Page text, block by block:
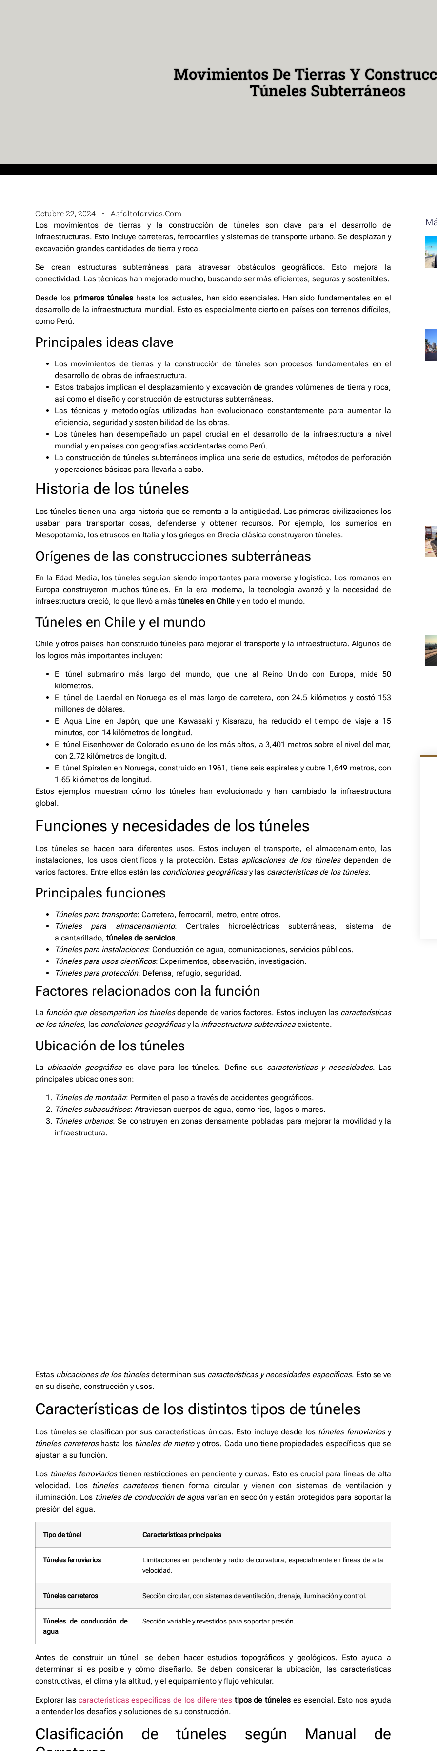
Movimientos De Tierras Y
Túneles Subterráneos
Octubre 22, 2024 Asfaltofarvias.com
Los movimientos de tierras y la construcción de túneles son clave para el desarrollo de
infraestructuras. Esto incluye carreteras, ferrocarriles y sistemas de transporte urbano. Se desplazan y
excavación grandes cantidades de tierra y roca.
Se crean estructuras subterráneas para atravesar obstáculos geográficos. Esto mejora la
conectividad. Las técnicas han mejorado mucho, buscando ser más eficientes, seguras y sostenibles.
Desde los primeros túneleshasta los actuales, han sido esenciales. Han sido fundamentales en el
desarrollo de la infraestructura mundial. Esto es especialmente cierto en países con terrenos difíciles,
como Perú.
Principales ideas clave
Los movimientos de tierras y la construcción de túneles son procesos fundamentales en el
desarrollo de obras de infraestructura.
Estos trabajos implican el desplazamiento y excavación de grandes volúmenes de tierra y roca,
así como el diseño y construcción de estructuras subterráneas.
Las técnicas y metodologías utilizadas han evolucionado constantemente para aumentar la
eficiencia, seguridad y sostenibilidad de las obras.
Los túneles han desempeñado un papel crucial en el desarrollo de la infraestructura a nivel
mundial y en países con geografías accidentadas como Perú.
La construcción de túneles subterráneos implica una serie de estudios, métodos de perforación
y operaciones básicas para llevarla a cabo.
Historia de los túneles
Los túneles tienen una larga historia que se remonta a la antigüedad. Las primeras civilizaciones los
usaban para transportar cosas, defenderse y obtener recursos. Por ejemplo, los sumerios en
Mesopotamia, los etruscos en Italia y los griegos en Grecia clásica construyeron túneles.
Orígenes de las construcciones subterráneas
En la Edad Media, los túneles seguían siendo importantes para moverse y logística. Los romanos en
Europa construyeron muchos túneles. En la era moderna, la tecnología avanzó y la necesidad de
infraestructura creció, lo que llevó a más túneles en Chile y en todo el mundo.
Túneles en Chile y el mundo
Chile y otros países han construido túneles para mejorar el transporte y la infraestructura. Algunos de
los logros más importantes incluyen:
El túnel submarino más largo del mundo, que une al Reino Unido con Europa, mide 50
kilómetros.
El túnel de Laerdal en Noruega es el más largo de carretera, con 24.5 kilómetros y costó 153
millones de dólares.
El Aqua Line en Japón, que une Kawasaki y Kisarazu, ha reducido el tiempo de viaje a 15
minutos, con 14 kilómetros de longitud.
El túnel Eisenhower de Colorado es uno de los más altos, a 3,401 metros sobre el nivel del mar,
con 2.72 kilómetros de longitud.
El túnel Spiralen en Noruega, construido en 1961, tiene seis espirales y cubre 1,649 metros, con
1.65 kilómetros de longitud.
Estos ejemplos muestran cómo los túneles han evolucionado y han cambiado la infraestructura
global.
Funciones y necesidades de los túneles
Los túneles se hacen para diferentes usos. Estos incluyen el transporte, el almacenamiento, las
instalaciones, los usos científicos y la protección. Estas aplicaciones de los túnelesdependen de
varios factores. Entre ellos están las condiciones geográficasy las características de los túneles.
Principales funciones
Túneles para transporte: Carretera, ferrocarril, metro, entre otros.
Túneles para almacenamiento: Centrales hidroeléctricas subterráneas, sistema de
alcantarillado, túneles de servicios.
Túneles para instalaciones: Conducción de agua, comunicaciones, servicios públicos.
Túneles para usos científicos: Experimentos, observación, investigación.
Túneles para protección: Defensa, refugio, seguridad.
Factores relacionados con la función
La función que desempeñan los túnelesdepende de varios factores. Estos incluyen las características
de los túneles, las condiciones geográficasy la infraestructura subterránea existente.
Ubicación de los túneles
La ubicación geográficaes clave para los túneles. Define sus características y necesidades. Las
principales ubicaciones son:
Túneles de montaña: Permiten el paso a través de accidentes geográficos.
Túneles subacuáticos: Atraviesan cuerpos de agua, como ríos, lagos o mares.
Túneles urbanos: Se construyen en zonas densamente pobladas para mejorar la movilidad y la
infraestructura.
Estas ubicaciones de los túnelesdeterminan sus características y necesidades específicas. Esto se ve
en su diseño, construcción y usos.
Características de los distintos tipos de túneles
Los túneles se clasifican por sus características únicas. Esto incluye desde los túneles ferroviariosy
túneles carreteroshasta los túneles de metroy otros. Cada uno tiene propiedades específicas que se
ajustan a su función.
Los túneles ferroviariostienen restricciones en pendiente y curvas. Esto es crucial para líneas de alta
velocidad. Los túneles carreterostienen forma circular y vienen con sistemas de ventilación y
iluminación. Los túneles de conducción de agua varían en sección y están protegidos para soportar la
presión del agua.
Tipo de túnel Características principales
Túneles ferroviarios
Limitaciones en pendiente y radio de curvatura, especialmente en líneas de alta
velocidad.
Túneles carreteros Sección circular, con sistemas de ventilación, drenaje, iluminación y control.
Túneles de conducción de
agua
Sección variable y revestidos para soportar presión.
Antes de construir un túnel, se deben hacer estudios topográficos y geológicos. Esto ayuda a
determinar si es posible y cómo diseñarlo. Se deben considerar la ubicación, las características
constructivas, el clima y la altitud, y el equipamiento y flujo vehicular.
Explorar las características específicas de los diferentes tipos de túneles es esencial. Esto nos ayuda
a entender los desafíos y soluciones de su construcción.
Clasificación de túneles según Manual de